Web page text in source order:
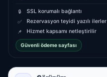
🔒 SSL korumalı bağlantı
✅ Rezervasyon teyidi yazılı ilerler
📌 Hizmet kapsamı netleştirilir
Güvenli ödeme sayfası